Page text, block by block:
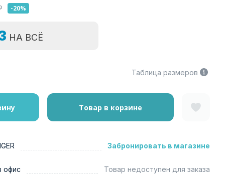
-20%
НА ВСЁ
Таблица размеров
Товар в корзине
Забронировать в магазине
офис Товар недоступен для заказа